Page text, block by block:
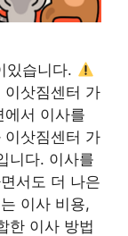
있습니다.
이삿짐센터 가
에서 이사를
이삿짐센터 가
니다. 이사를
서도 더 나은
이사 비용,
한 이사 방법